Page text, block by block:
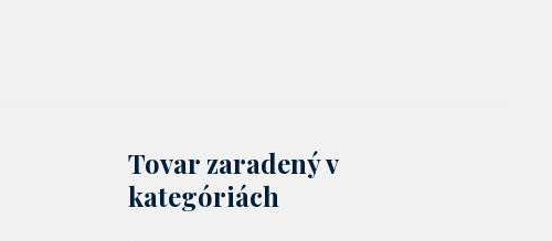
Tovar zaradený v
kategóriách